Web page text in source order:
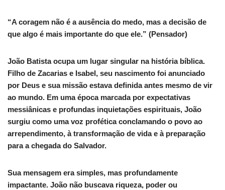
“A coragem não é a ausência do medo, mas a decisão de
que algo é mais importante do que ele.” (Pensador)
João Batista ocupa um lugar singular na história bíblica.
Filho de Zacarias e Isabel, seu nascimento foi anunciado
por Deus e sua missão estava definida antes mesmo de vir
ao mundo. Em uma época marcada por expectativas
messiânicas e profundas inquietações espirituais, João
surgiu como uma voz profética conclamando o povo ao
arrependimento, à transformação de vida e à preparação
para a chegada do Salvador.
Sua mensagem era simples, mas profundamente
impactante. João não buscava riqueza, poder ou